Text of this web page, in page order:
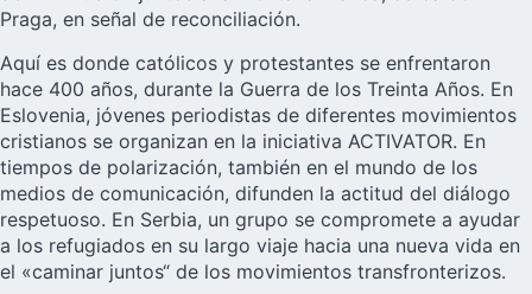
Praga, en señal de reconciliación.
Aquí es donde católicos y protestantes se enfrentaron
hace 400 años, durante la Guerra de los Treinta Años. En
Eslovenia, jóvenes periodistas de diferentes movimientos
cristianos se organizan en la iniciativa ACTIVATOR. En
tiempos de polarización, también en el mundo de los
medios de comunicación, difunden la actitud del diálogo
respetuoso. En Serbia, un grupo se compromete a ayudar
a los refugiados en su largo viaje hacia una nueva vida en
el «caminar juntos“ de los movimientos transfronterizos.